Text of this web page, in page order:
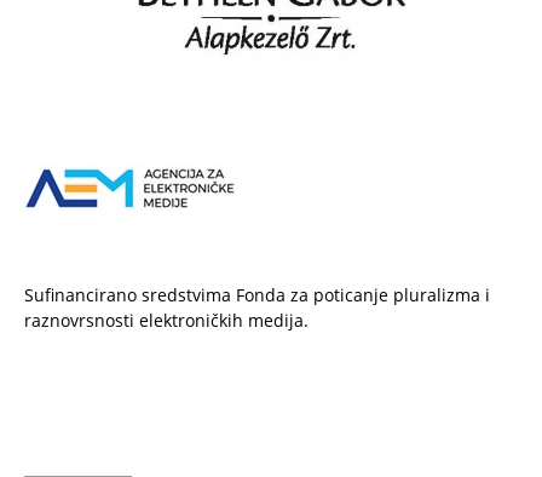
Sufinancirano sredstvima Fonda za poticanje pluralizma i
raznovrsnosti elektroničkih medija.